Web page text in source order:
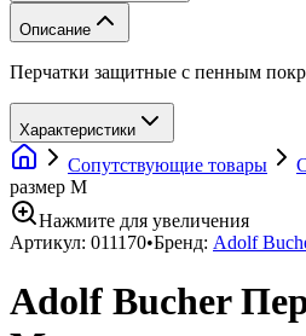
Описание
Перчатки защитные с пенным
Характеристики
Сопутствующие товары
размер М
Нажмите для увеличения
Артикул: 011170•Бренд: Adolf
Adolf Bucher